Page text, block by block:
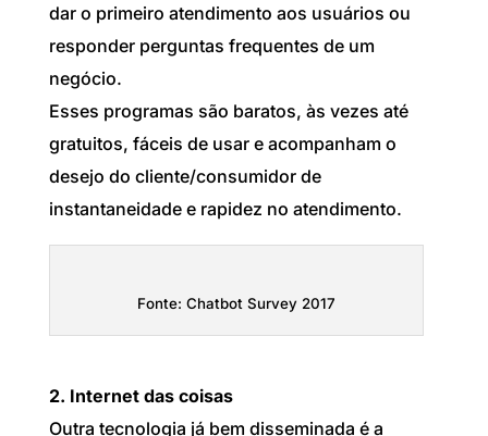
dar o primeiro atendimento aos usuários ou
responder perguntas frequentes de um
negócio.
Esses programas são baratos, às vezes até
gratuitos, fáceis de usar e acompanham o
desejo do cliente/consumidor de
instantaneidade e rapidez no atendimento.
Fonte: Chatbot Survey 2017
2. Internet das coisas
Outra tecnologia já bem disseminada é a